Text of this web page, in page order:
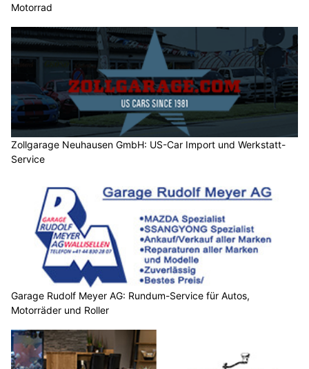
Motorrad
Zollgarage Neuhausen GmbH: US-Car Import und Werkstatt-
Service
Garage Rudolf Meyer AG: Rundum-Service für Autos,
Motorräder und Roller